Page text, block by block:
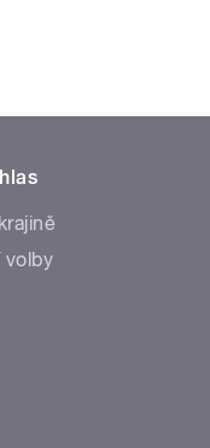
volby